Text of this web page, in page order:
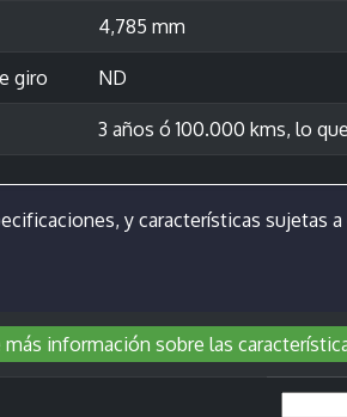
4,785 mm
giro ND
3 años ó 100.000 kms, lo
y características sujetas
información sobre las